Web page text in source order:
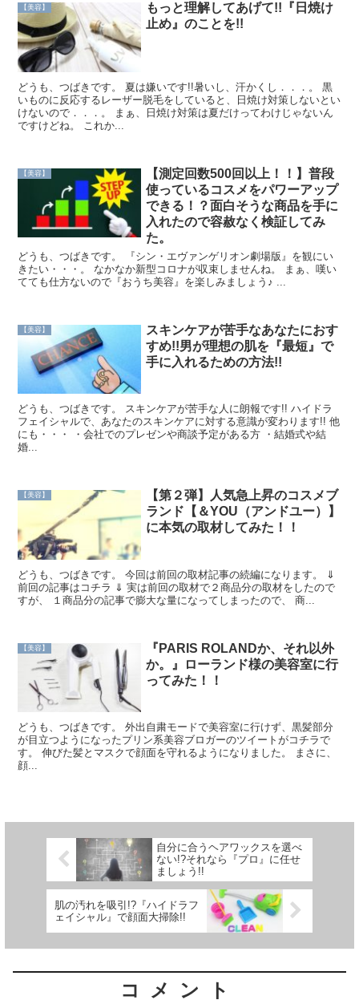
【美容】
もっと理解してあげて!!『日焼け
止め』のことを!!
どうも、つばきです。 夏は嫌いです!!暑いし、汗かくし．．．。 黒
いものに反応するレーザー脱毛をしていると、日焼け対策しないとい
けないので．．．。 まぁ、日焼け対策は夏だけってわけじゃないん
ですけどね。 これか...
【美容】
【測定回数500回以上！！】普段
使っているコスメをパワーアップ
できる！？面白そうな商品を手に
入れたので容赦なく検証してみ
た。
どうも、つばきです。 『シン・エヴァンゲリオン劇場版』を観にい
きたい・・・。 なかなか新型コロナが収束しませんね。 まぁ、嘆い
てても仕方ないので『おうち美容』を楽しみましょう♪ ...
【美容】
スキンケアが苦手なあなたにおす
すめ!!男が理想の肌を『最短』で
手に入れるための方法!!
どうも、つばきです。 スキンケアが苦手な人に朗報です!! ハイドラ
フェイシャルで、あなたのスキンケアに対する意識が変わります!! 他
にも・・・ ・会社でのプレゼンや商談予定がある方 ・結婚式や結
婚...
【美容】
【第２弾】人気急上昇のコスメブ
ランド【＆YOU（アンドユー）】
に本気の取材してみた！！
どうも、つばきです。 今回は前回の取材記事の続編になります。 ⇓
前回の記事はコチラ ⇓ 実は前回の取材で２商品分の取材をしたので
すが、 １商品分の記事で膨大な量になってしまったので、 商...
【美容】
『PARIS ROLANDか、それ以外
か。』ローランド様の美容室に行
ってみた！！
どうも、つばきです。 外出自粛モードで美容室に行けず、黒髪部分
が目立つようになったプリン系美容ブロガーのツイートがコチラで
す。 伸びた髪とマスクで顔面を守れるようになりました。 まさに、
顔...
自分に合うヘアワックスを選べ
ない!?それなら『プロ』に任せ
ましょう!!
肌の汚れを吸引!?『ハイドラフ
ェイシャル』で顔面大掃除!!
コメント